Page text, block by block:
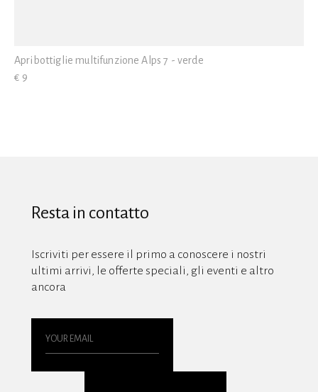
Apribottiglie multifunzione Alps 7 - verde
€ 9
Resta in contatto
Iscriviti per essere il primo a conoscere i nostri
ultimi arrivi, le offerte speciali, gli eventi e altro
ancora